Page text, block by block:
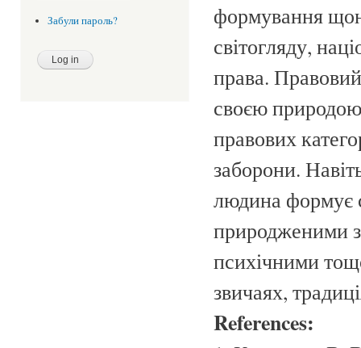
Забули пароль?
формування
світогляду,
права.
своєю
правових
заборони.
людина формує
природженими
психічними
звичаях,
References: